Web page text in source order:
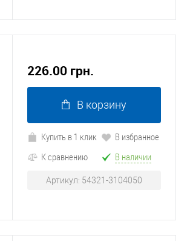
226.00 грн.
В корзину
Купить в 1 клик
В избранное
К сравнению
В наличии
Артикул: 54321-3104050